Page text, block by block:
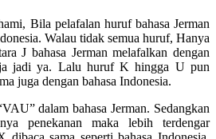
Bila pelafalan huruf bahasa Jerman
Walau tidak semua huruf, Hanya
J bahasa Jerman melafalkan dengan
jadi ya. Lalu huruf K hingga U pun
juga dengan bahasa Indonesia.
dalam bahasa Jerman. Sedangkan
penekanan maka lebih terdengar